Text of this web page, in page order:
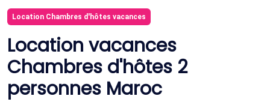
Location Chambres d'hôtes vacances
Location vacances
Chambres d'hôtes 2
personnes Maroc